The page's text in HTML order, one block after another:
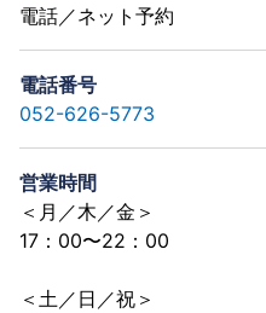
電話／ネット予約
電話番号
052-626-5773
営業時間
＜月／木／金＞
17：00〜22：00
＜土／日／祝＞